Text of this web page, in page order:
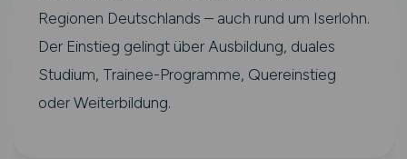
Regionen Deutschlands – auch rund um Iserlohn.
Der Einstieg gelingt über Ausbildung, duales
Studium, Trainee-Programme, Quereinstieg
oder Weiterbildung.